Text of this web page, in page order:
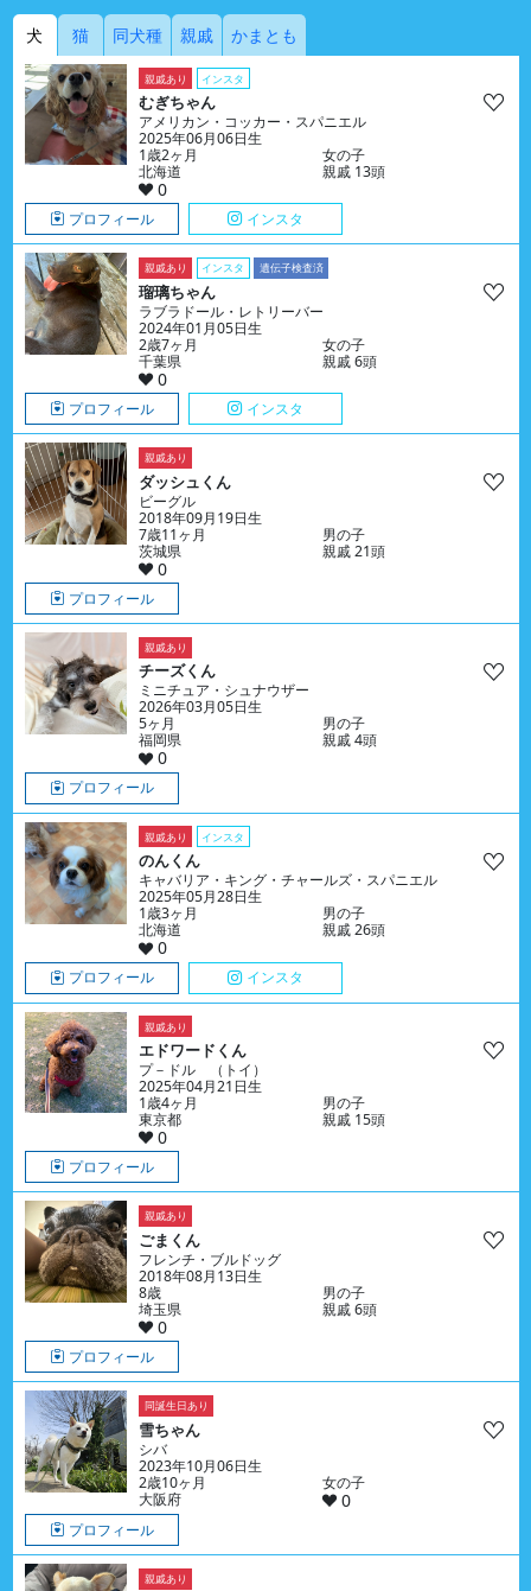
犬 猫 同犬種 親戚 かまとも
親戚あり インスタ
むぎちゃん
アメリカン・コッカー・スパニエル
2025年06月06日生
1歳2ヶ月
女の子
北海道
親戚 13頭
0
プロフィール インスタ
親戚あり インスタ 遺伝子検査済
瑠璃ちゃん
ラブラドール・レトリーバー
2024年01月05日生
2歳7ヶ月
女の子
千葉県
親戚 6頭
0
プロフィール インスタ
親戚あり
ダッシュくん
ビーグル
2018年09月19日生
7歳11ヶ月
男の子
茨城県
親戚 21頭
0
プロフィール
親戚あり
チーズくん
ミニチュア・シュナウザー
2026年03月05日生
5ヶ月
男の子
福岡県
親戚 4頭
0
プロフィール
親戚あり インスタ
のんくん
キャバリア・キング・チャールズ・スパニエル
2025年05月28日生
1歳3ヶ月
男の子
北海道
親戚 26頭
0
プロフィール インスタ
親戚あり
エドワードくん
プ－ドル （トイ）
2025年04月21日生
1歳4ヶ月
男の子
東京都
親戚 15頭
0
プロフィール
親戚あり
ごまくん
フレンチ・ブルドッグ
2018年08月13日生
8歳
男の子
埼玉県
親戚 6頭
0
プロフィール
同誕生日あり
雪ちゃん
シバ
2023年10月06日生
2歳10ヶ月
女の子
大阪府
0
プロフィール
親戚あり